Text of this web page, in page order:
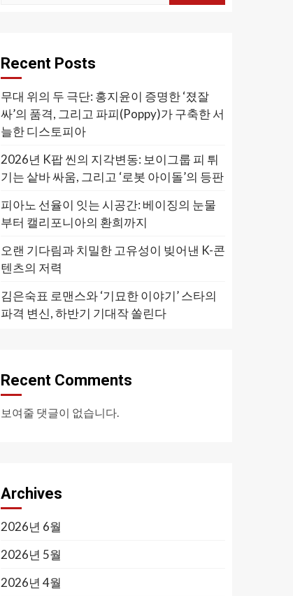
Recent Posts
무대 위의 두 극단: 홍지윤이 증명한 ‘졌잘
싸’의 품격, 그리고 파피(Poppy)가 구축한 서
늘한 디스토피아
2026년 K팝 씬의 지각변동: 보이그룹 피 튀
기는 샅바 싸움, 그리고 ‘로봇 아이돌’의 등판
피아노 선율이 잇는 시공간: 베이징의 눈물
부터 캘리포니아의 환희까지
오랜 기다림과 치밀한 고유성이 빚어낸 K-콘
텐츠의 저력
김은숙표 로맨스와 ‘기묘한 이야기’ 스타의
파격 변신, 하반기 기대작 쏠린다
Recent Comments
보여줄 댓글이 없습니다.
Archives
2026년 6월
2026년 5월
2026년 4월